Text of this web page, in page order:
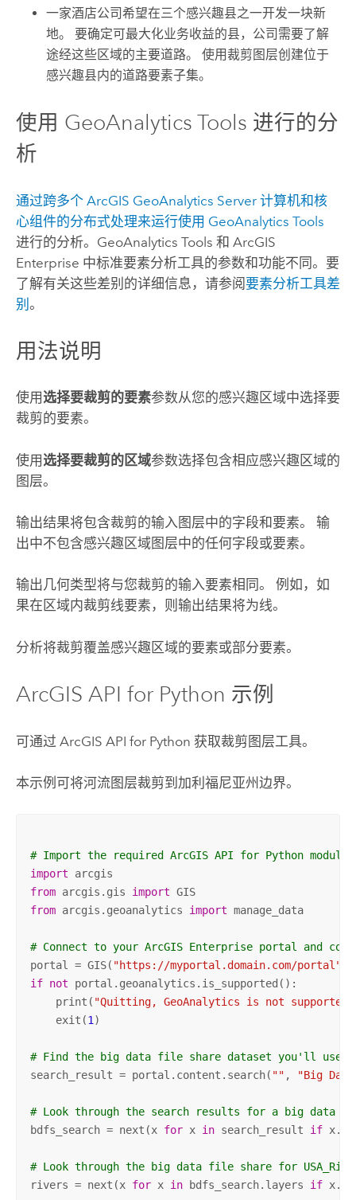
一家酒店公司希望在三个感兴趣县之一开发一块新
地。 要确定可最大化业务收益的县，公司需要了解
途经这些区域的主要道路。 使用 裁剪图层创建位于
感兴趣县内的道路要素子集。
使用 GeoAnalytics Tools 进行的分
析
通过跨多个 ArcGIS GeoAnalytics Server计算机和核
心组件的分布式处理来运行使用 GeoAnalytics Tools
进行的分析。 GeoAnalytics Tools 和 ArcGIS
Enterprise 中标准要素分析工具的参数和功能不同。要
了解有关这些差别的详细信息，请参阅要素分析工具差
别 。
用法说明
使用 选择要裁剪的要素参数从您的感兴趣区域中选择要
裁剪的要素。
使用选择要裁剪的区域参数选择包含相应感兴趣区域的
图层。
输出结果将包含裁剪的输入图层中的字段和要素。 输
出中不包含感兴趣区域图层中的任何字段或要素。
输出几何类型将与您裁剪的输入要素相同。 例如，如
果在区域内裁剪线要素，则输出结果将为线。
分析将裁剪覆盖感兴趣区域的要素或部分要素。
ArcGIS API for Python 示例
可通过 ArcGIS API for Python 获取裁剪图层工具。
本示例可将河流图层裁剪到加利福尼亚州边界。
# Import the required ArcGIS API for Python modules
import
from arcgis.gis import
GIS
from arcgis.geoanalytics import manage_data
# Connect to your ArcGIS Enterprise portal and
portal = GIS( "https://myportal.domain.com/portal"
if not portal.geoanalytics.is_supported():
    print(
"Quitting, GeoAnalytics is not supported"
    exit(
1 )
# Find the big data file share dataset you'll use
search_result = portal.content.search( "" , "Big
# Look through the search results for a big data
bdfs_search = next(x for x in search_result if
# Look through the big data file share for
rivers = next(x for x in bdfs_search.layers if